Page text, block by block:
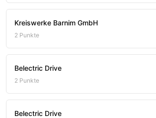
Kreiswerke Barnim GmbH
2 Punkte
Belectric Drive
2 Punkte
Belectric Drive